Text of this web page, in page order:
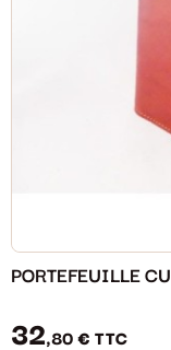
PORTEFEUILLE
32,80 € TTC